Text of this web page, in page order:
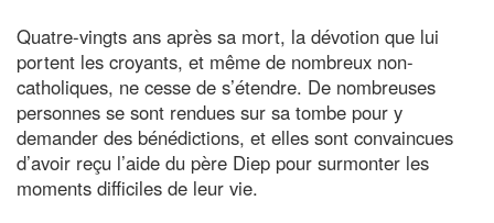
Quatre-vingts ans après sa mort, la dévotion que lui
portent les croyants, et même de nombreux non-
catholiques, ne cesse de s’étendre. De nombreuses
personnes se sont rendues sur sa tombe pour y
demander des bénédictions, et elles sont convaincues
d’avoir reçu l’aide du père Diep pour surmonter les
moments difficiles de leur vie.